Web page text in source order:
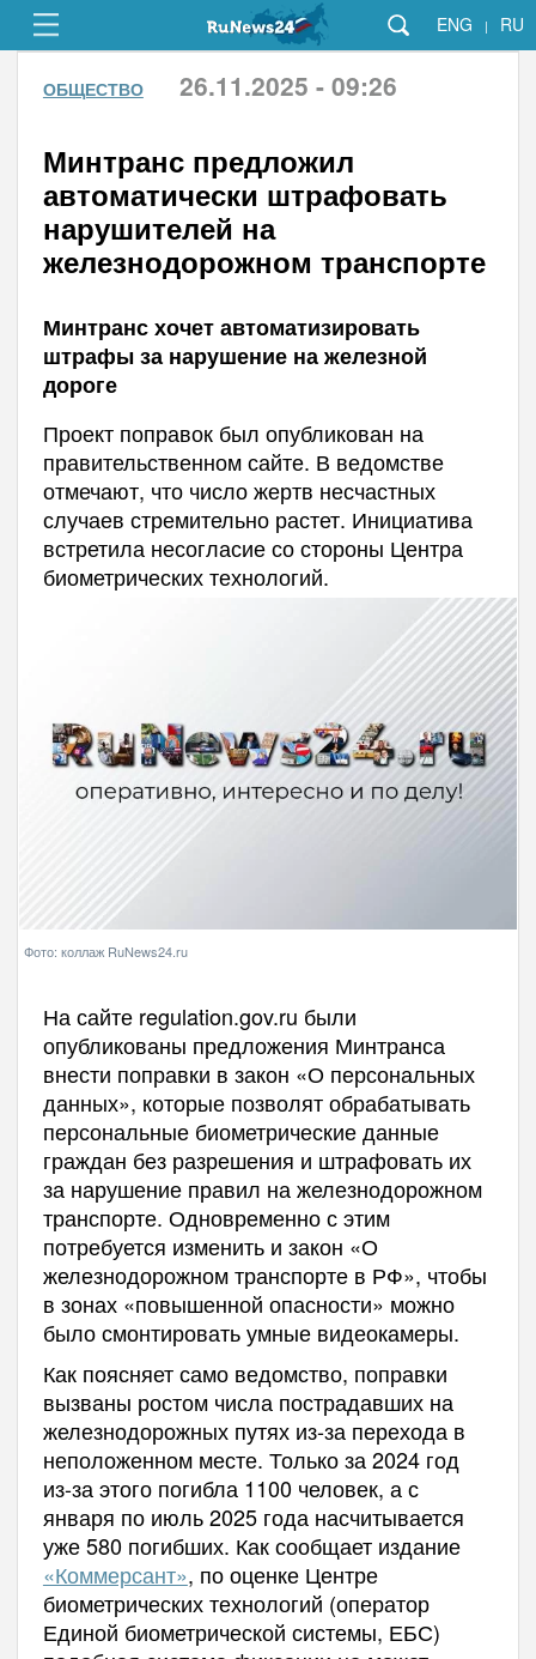
ENG | RU
ОБЩЕСТВО 26.11.2025 - 09:26
Минтранс предложил
автоматически штрафовать
нарушителей на
железнодорожном транспорте
Минтранс хочет автоматизировать
штрафы за нарушение на железной
дороге
Проект поправок был опубликован на
правительственном сайте. В ведомстве
отмечают, что число жертв несчастных
случаев стремительно растет. Инициатива
встретила несогласие со стороны Центра
биометрических технологий.
Фото: коллаж RuNews24.ru
На сайте regulation.gov.ru были
опубликованы предложения Минтранса
внести поправки в закон «О персональных
данных», которые позволят обрабатывать
персональные биометрические данные
граждан без разрешения и штрафовать их
за нарушение правил на железнодорожном
транспорте. Одновременно с этим
потребуется изменить и закон «О
железнодорожном транспорте в РФ», чтобы
в зонах «повышенной опасности» можно
было смонтировать умные видеокамеры.
Как поясняет само ведомство, поправки
вызваны ростом числа пострадавших на
железнодорожных путях из-за перехода в
неположенном месте. Только за 2024 год
из-за этого погибла 1100 человек, а с
января по июль 2025 года насчитывается
уже 580 погибших. Как сообщает издание
«Коммерсант», по оценке Центре
биометрических технологий (оператор
Единой биометрической системы, ЕБС)